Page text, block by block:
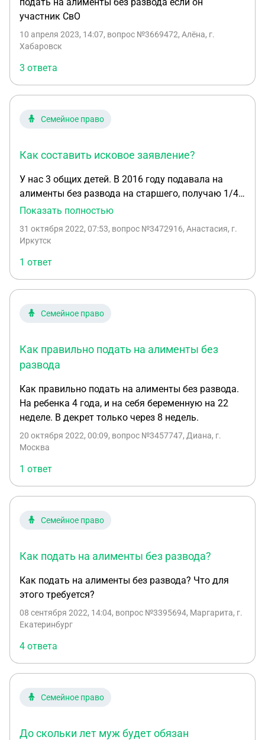
участник СвО
10 апреля 2023, 14:07, вопрос №3669472, Алёна, г.
Хабаровск
3 ответа
Семейное право
Как составить исковое заявление?
У нас 3 общих детей. В 2016 году подавала на
алименты без развода на старшего, получаю 1/4.
Позже у нас родились ещё 2 детей. Хочу подать на
заявление? Написать что по решению суда уже
назначить по 1/6 на остальных детей или просто
просить 1/2
Показать полностью
31 октября 2022, 07:53, вопрос №3472916, Анастасия, г.
Иркутск
1 ответ
Семейное право
Как правильно подать на алименты без
развода
Как правильно подать на алименты без развода.
На ребенка 4 года, и на себя беременную на 22
неделе. В декрет только через 8 недель.
20 октября 2022, 00:09, вопрос №3457747, Диана, г.
Москва
1 ответ
Семейное право
Как подать на алименты без развода?
Как подать на алименты без развода? Что для
этого требуется?
08 сентября 2022, 14:04, вопрос №3395694, Маргарита, г.
Екатеринбург
4 ответа
Семейное право
До скольки лет муж будет обязан